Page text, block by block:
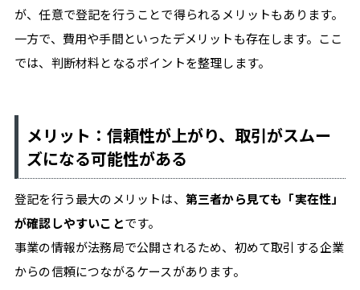
が、任意で登記を行うことで得られるメリットもあります。
一方で、費用や手間といったデメリットも存在します。ここ
では、判断材料となるポイントを整理します。
メリット：信頼性が上がり、取引がスムー
ズになる可能性がある
登記を行う最大のメリットは、 第三者から見ても「実在性」
が確認しやすいことです。
事業の情報が法務局で公開されるため、初めて取引する企業
からの信頼につながるケースがあります。